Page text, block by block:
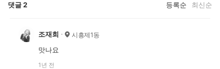
댓글2 등록순 최신순
조재희 시흥제1동
맛나요
1년 전